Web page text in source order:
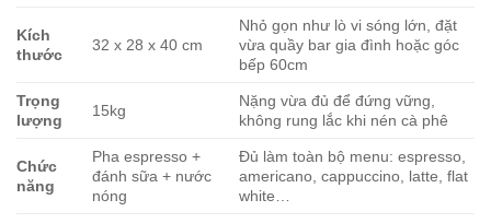
Kích
thước
32 x 28 x 40 cm
Nhỏ gọn như lò vi sóng lớn, đặt
vừa quầy bar gia đình hoặc góc
bếp 60cm
Trọng
lượng
15kg
Nặng vừa đủ để đứng vững,
không rung lắc khi nén cà phê
Chức
năng
Pha espresso +
đánh sữa + nước
nóng
Đủ làm toàn bộ menu: espresso,
americano, cappuccino, latte, flat
white…